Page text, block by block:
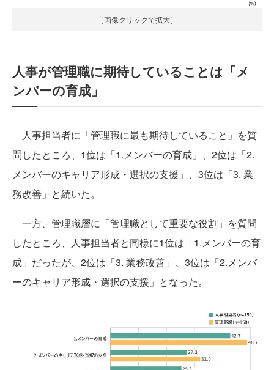
［画像クリックで拡大］
人事が管理職に期待していることは「メ
ンバーの育成」
人事担当者に「管理職に最も期待していること」を質
問したところ、1位は「1.メンバーの育成」、2位は「2.
メンバーのキャリア形成・選択の支援」、3位は「3. 業
務改善」と続いた。
一方、管理職層に「管理職として重要な役割」を質問
したところ、人事担当者と同様に1位は「1.メンバーの育
成」だったが、2位は「3. 業務改善」、3位は「2.メンバ
ーのキャリア形成・選択の支援」となった。